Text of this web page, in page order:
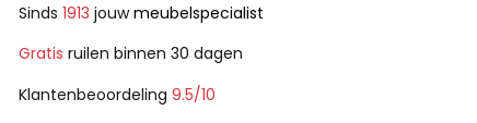
Sinds 1913 jouwmeubelspecialist
Gratis ruilen binnen 30 dagen
Klantenbeoordeling 9.5/10